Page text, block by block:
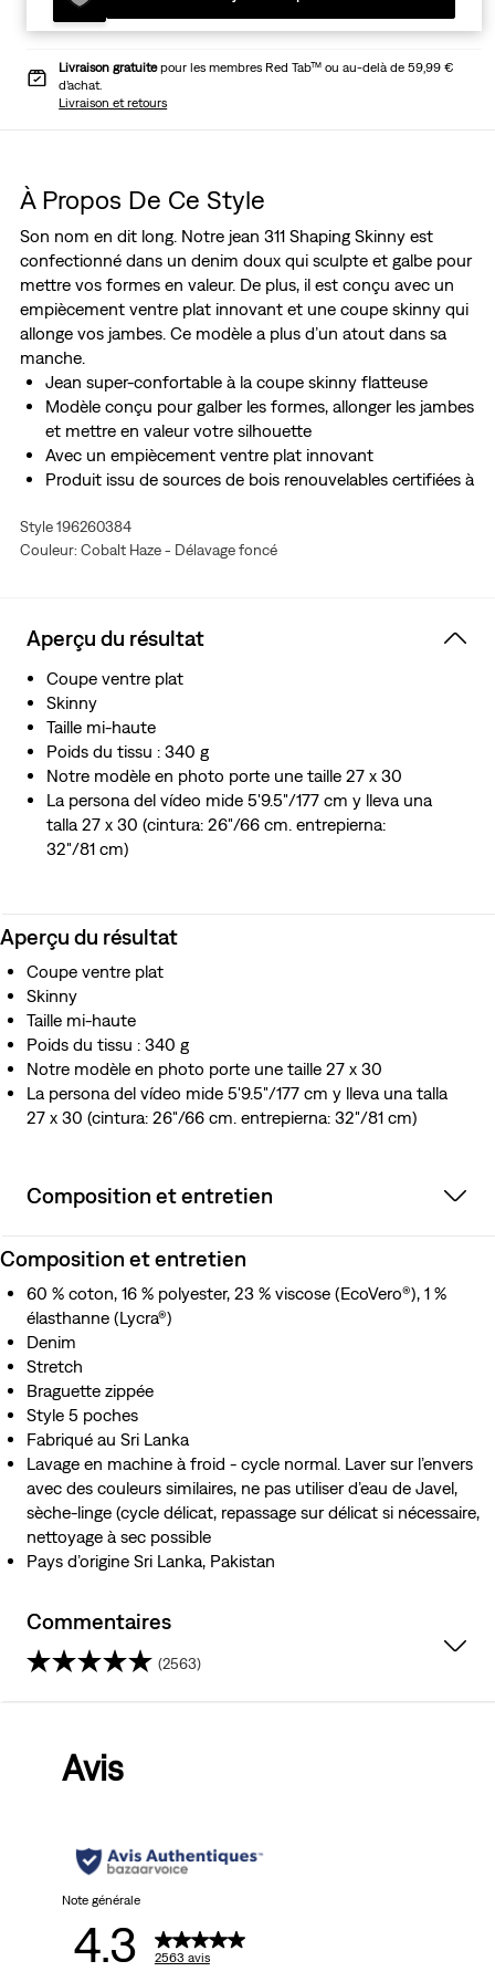
Livraison gratuitepour les membres Red Tab™ ou au-delà de 59,99 €
d’achat.
Livraison et retours
À Propos De Ce Style
Son nom en dit long. Notre jean 311 Shaping Skinny est
confectionné dans un denim doux qui sculpte et galbe pour
mettre vos formes en valeur. De plus, il est conçu avec un
empiècement ventre plat innovant et une coupe skinny qui
allonge vos jambes. Ce modèle a plus d’un atout dans sa
manche.
Jean super-confortable à la coupe skinny flatteuse
Modèle conçu pour galber les formes, allonger les jambes
et mettre en valeur votre silhouette
Avec un empiècement ventre plat innovant
Produit issu de sources de bois renouvelables certifiées à
respectant des normes environnementales élevées
Confection en ECOVERO™, fibre douce issue de bois
Style 196260384
Couleur: Cobalt Haze - Délavage foncé
Aperçu du résultat
Coupe ventre plat
Skinny
Taille mi-haute
Poids du tissu : 340 g
Notre modèle en photo porte une taille 27 x 30
La persona del vídeo mide 5'9.5"/177 cm y lleva una
talla 27 x 30 (cintura: 26"/66 cm. entrepierna:
32"/81 cm)
Aperçu du résultat
Coupe ventre plat
Skinny
Taille mi-haute
Poids du tissu : 340 g
Notre modèle en photo porte une taille 27 x 30
La persona del vídeo mide 5'9.5"/177 cm y lleva una talla
27 x 30 (cintura: 26"/66 cm. entrepierna: 32"/81 cm)
Composition et entretien
Composition et entretien
60 % coton, 16 % polyester, 23 % viscose (EcoVero®), 1 %
élasthanne (Lycra®)
Denim
Stretch
Braguette zippée
Style 5 poches
Fabriqué au Sri Lanka
Lavage en machine à froid - cycle normal. Laver sur l’envers
avec des couleurs similaires, ne pas utiliser d’eau de Javel,
sèche-linge (cycle délicat, repassage sur délicat si nécessaire,
nettoyage à sec possible
Pays d’origine Sri Lanka, Pakistan
Commentaires
(2563)
2563
avis
Avis
Note générale
4.3 2563 avis